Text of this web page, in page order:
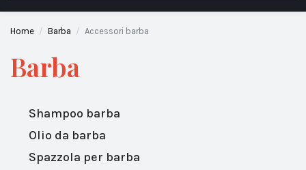
Home Barba Accessori barba
Barba
Shampoo barba
Olio da barba
Spazzola per barba